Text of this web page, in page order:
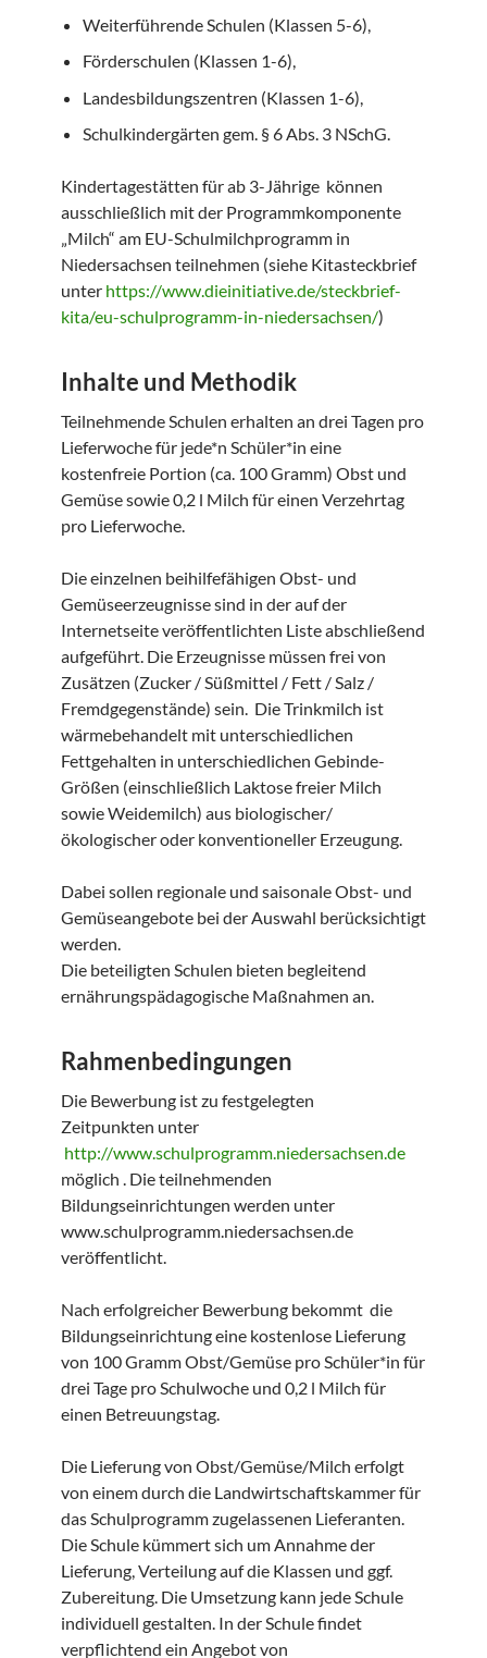
Weiterführende Schulen (Klassen 5-6),
Förderschulen (Klassen 1-6),
Landesbildungszentren (Klassen 1-6),
Schulkindergärten gem. § 6 Abs. 3 NSchG.
Kindertagestätten für ab 3-Jährige können
ausschließlich mit der Programmkomponente
„Milch“ am EU-Schulmilchprogramm in
Niedersachsen teilnehmen (siehe Kitasteckbrief
unter https://www.dieinitiative.de/steckbrief-
kita/eu-schulprogramm-in-niedersachsen/)
Inhalte und Methodik
Teilnehmende Schulen erhalten an drei Tagen pro
Lieferwoche für jede*n Schüler*in eine
kostenfreie Portion (ca. 100 Gramm) Obst und
Gemüse sowie 0,2 l Milch für einen Verzehrtag
pro Lieferwoche.
Die einzelnen beihilfefähigen Obst- und
Gemüseerzeugnisse sind in der auf der
Internetseite veröffentlichten Liste abschließend
aufgeführt. Die Erzeugnisse müssen frei von
Zusätzen (Zucker / Süßmittel / Fett / Salz /
Fremdgegenstände) sein. Die Trinkmilch ist
wärmebehandelt mit unterschiedlichen
Fettgehalten in unterschiedlichen Gebinde-
Größen (einschließlich Laktose freier Milch
sowie Weidemilch) aus biologischer/
ökologischer oder konventioneller Erzeugung.
Dabei sollen regionale und saisonale Obst- und
Gemüseangebote bei der Auswahl berücksichtigt
werden.
Die beteiligten Schulen bieten begleitend
ernährungspädagogische Maßnahmen an.
Rahmenbedingungen
Die Bewerbung ist zu festgelegten
Zeitpunkten unter
http://www.schulprogramm.niedersachsen.de
möglich . Die teilnehmenden
Bildungseinrichtungen werden unter
www.schulprogramm.niedersachsen.de
veröffentlicht.
Nach erfolgreicher Bewerbung bekommt die
Bildungseinrichtung eine kostenlose Lieferung
von 100 Gramm Obst/Gemüse pro Schüler*in für
drei Tage pro Schulwoche und 0,2 l Milch für
einen Betreuungstag.
Die Lieferung von Obst/Gemüse/Milch erfolgt
von einem durch die Landwirtschaftskammer für
das Schulprogramm zugelassenen Lieferanten.
Die Schule kümmert sich um Annahme der
Lieferung, Verteilung auf die Klassen und ggf.
Zubereitung. Die Umsetzung kann jede Schule
individuell gestalten. In der Schule findet
verpflichtend ein Angebot von